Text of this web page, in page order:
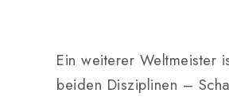
Ein weiterer Weltmeister
beiden Disziplinen –